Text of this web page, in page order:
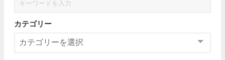
カテゴリー